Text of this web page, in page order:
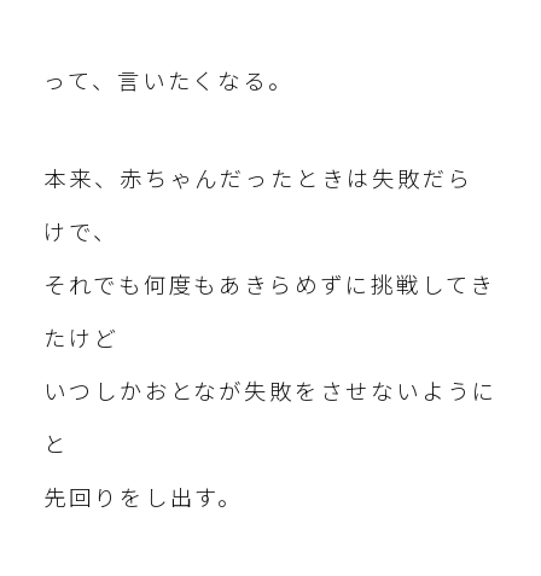
って、言いたくなる。
本来、赤ちゃんだったときは失敗だら
けで、
それでも何度もあきらめずに挑戦してき
たけど
いつしかおとなが失敗をさせないように
と
先回りをし出す。